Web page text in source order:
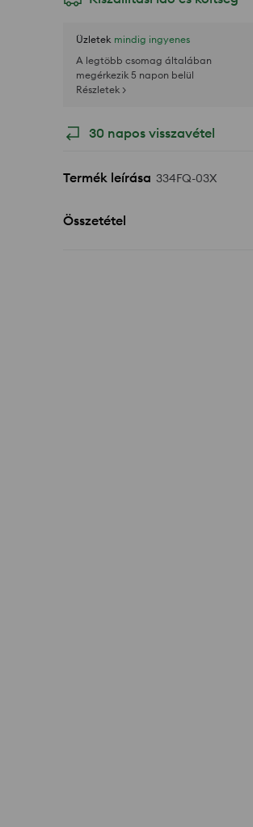
Üzletek mindig ingyenes
A legtöbb csomag általában
megérkezik 5 napon belül
Részletek >
30 napos visszavétel
Termék leírása 334FQ-03X
Összetétel